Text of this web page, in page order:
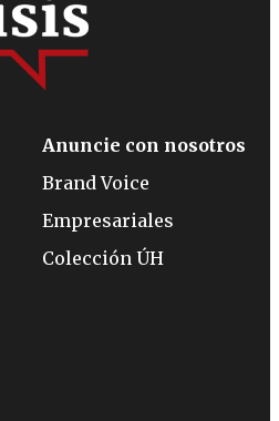
Anuncie con nosotros
Brand Voice
Empresariales
Colección ÚH